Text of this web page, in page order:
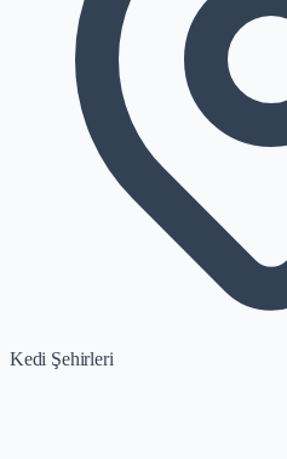
Kedi Şehirleri